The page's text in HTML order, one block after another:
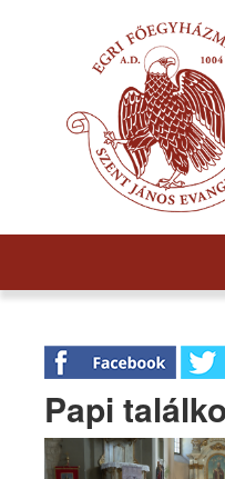
Papi